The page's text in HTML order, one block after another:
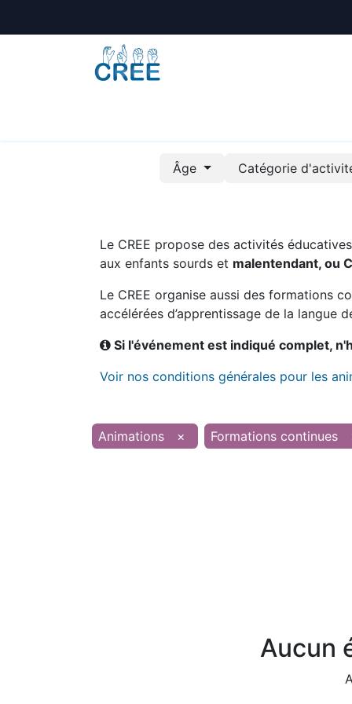
Âge Catégorie
Le CREE propose des activités
aux enfants sourds et malentendant, ou
Le CREE organise aussi des formations
accélérées d’apprentissage de la langue
Si l'événement est indiqué complet,
Voir nos conditions générales pour les
Animations × Formations continues
Aucun